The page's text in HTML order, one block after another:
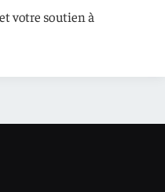
votre soutien à